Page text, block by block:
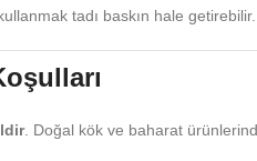
tadı baskın hale
. Doğal kök ve baharat